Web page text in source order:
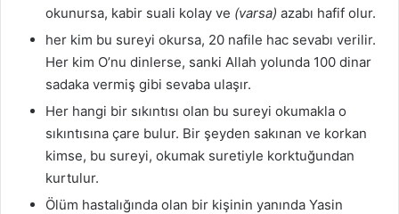
okunursa, kabir suali kolay ve (varsa) azabı hafif olur.
her kim bu sureyi okursa, 20 nafile hac sevabı verilir.
Her kim O’nu dinlerse, sanki Allah yolunda 100 dinar
sadaka vermiş gibi sevaba ulaşır.
Her hangi bir sıkıntısı olan bu sureyi okumakla o
sıkıntısına çare bulur. Bir şeyden sakınan ve korkan
kimse, bu sureyi, okumak suretiyle korktuğundan
kurtulur.
Ölüm hastalığında olan bir kişinin yanında Yasin